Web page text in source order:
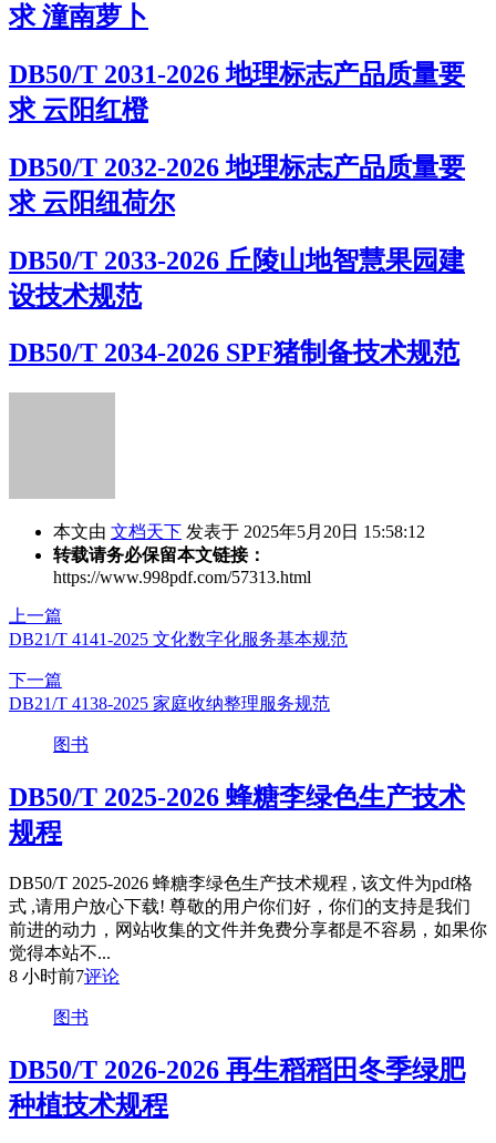
求 潼南萝卜
DB50/T 2031-2026 地理标志产品质量要
求 云阳红橙
DB50/T 2032-2026 地理标志产品质量要
求 云阳纽荷尔
DB50/T 2033-2026 丘陵山地智慧果园建
设技术规范
DB50/T 2034-2026 SPF猪制备技术规范
本文由 文档天下 发表于 2025年5月20日 15:58:12
转载请务必保留本文链接：
https://www.998pdf.com/57313.html
上一篇
DB21/T 4141-2025 文化数字化服务基本规范
下一篇
DB21/T 4138-2025 家庭收纳整理服务规范
图书
DB50/T 2025-2026 蜂糖李绿色生产技术
规程
DB50/T 2025-2026 蜂糖李绿色生产技术规程 , 该文件为pdf格
式 ,请用户放心下载! 尊敬的用户你们好，你们的支持是我们
前进的动力，网站收集的文件并免费分享都是不容易，如果你
觉得本站不...
8 小时前7评论
图书
DB50/T 2026-2026 再生稻稻田冬季绿肥
种植技术规程